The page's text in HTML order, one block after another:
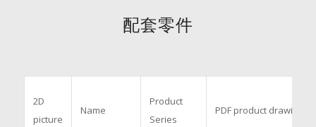
配套零件
2D
picture
Name
Product
Series
PDF product drawings